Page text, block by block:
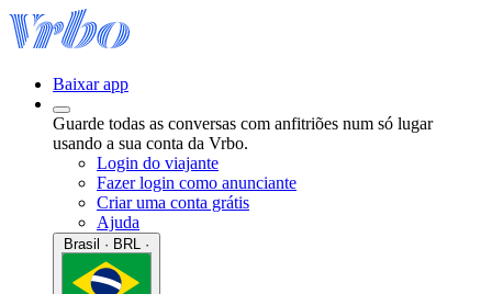
Baixar app
Guarde todas as conversas com anfitriões num só lugar
usando a sua conta da Vrbo.
Login do viajante
Fazer login como anunciante
Criar uma conta grátis
Ajuda